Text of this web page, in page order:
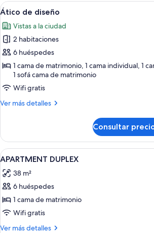
habitación,
Abrir
todas
las
fotos
de
Ático
diseño
Ático de
23
Ático de diseño
Vistas a la ciudad
2 habitaciones
6 huéspedes
1 cama de matrimonio, 1 cama individual, 1
1 sofá cama de matrimonio
Wifi gratis
Ver más detalles
Más
de
diseño
Consultar
Abrir
todas
las
fotos
de
APARTMENT
DUPLEX
Una
13
APARTMENT DUPLEX
38 m²
6 huéspedes
1 cama de matrimonio
Wifi gratis
Ver más detalles
Más